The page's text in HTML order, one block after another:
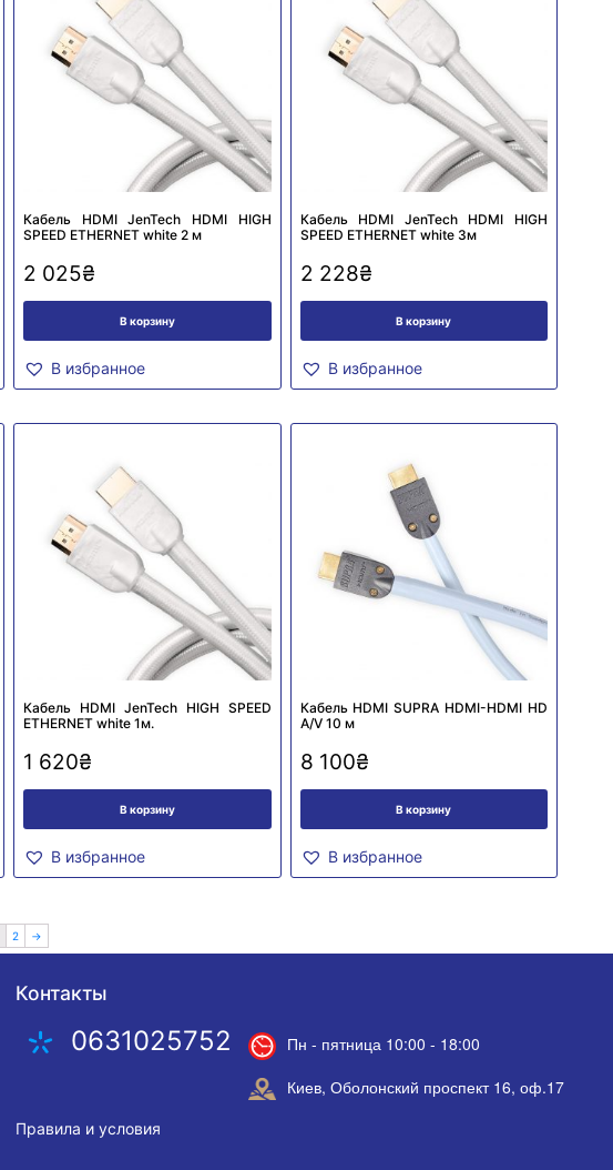
Кабель HDMI JenTech HDMI HIGH
SPEED ETHERNET white 2 м
2 025₴
В корзину
В избранное
Кабель HDMI JenTech HDMI HIGH
SPEED ETHERNET white 3м
2 228₴
В корзину
В избранное
Кабель HDMI JenTech HIGH SPEED
ETHERNET white 1м.
1 620₴
В корзину
В избранное
Кабель HDMI SUPRA HDMI-HDMI HD
A/V 10 м
8 100₴
В корзину
В избранное
2 →
Контакты
0631025752
Пн - пятница 10:00 - 18:00
Киев, Оболонский проспект 16, оф.17
Правила и условия